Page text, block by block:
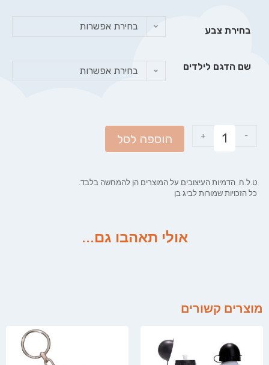
בחירת צבע בחירת אפשרות
שם הדגם לילדים בחירת אפשרות
-
+ הוספה לסל
ט.ל.ח. הדמיות העיצובים על המוצרים הן להמחשה בלבד.
כל הזכויות שמורות לביג בן
אולי תאהבו גם...
מוצרים קשורים